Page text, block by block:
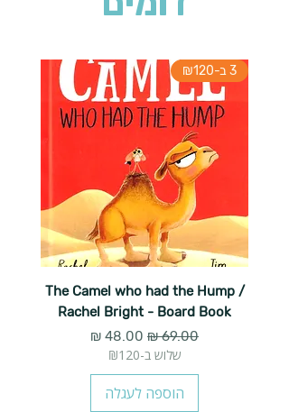
3 ב-₪120
The Camel who had the Hump /
Rachel Bright - Board Book
מחיר רגיל מחיר מבצע
שלוש ב-₪120
הוספה לעגלה